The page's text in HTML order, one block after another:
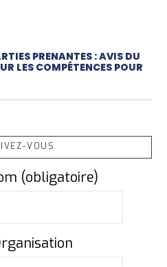
PRENANTES : AVIS DU
LES COMPÉTENCES POUR
VOUS
(obligatoire)